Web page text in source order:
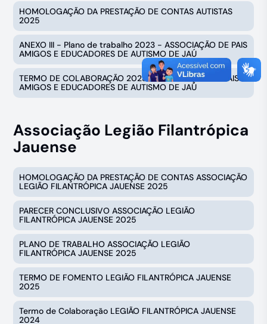
HOMOLOGAÇÃO DA PRESTAÇÃO DE CONTAS AUTISTAS
2025
ANEXO III - Plano de trabalho 2023 - ASSOCIAÇÃO DE PAIS
AMIGOS E EDUCADORES DE AUTISMO DE JAÚ
TERMO DE COLABORAÇÃO 2023 - ASSOCIAÇÃO DE PAIS
AMIGOS E EDUCADORES DE AUTISMO DE JAÚ
Associação Legião Filantrópica
Jauense
HOMOLOGAÇÃO DA PRESTAÇÃO DE CONTAS ASSOCIAÇÃO
LEGIÃO FILANTRÓPICA JAUENSE 2025
PARECER CONCLUSIVO ASSOCIAÇÃO LEGIÃO
FILANTRÓPICA JAUENSE 2025
PLANO DE TRABALHO ASSOCIAÇÃO LEGIÃO
FILANTRÓPICA JAUENSE 2025
TERMO DE FOMENTO LEGIÃO FILANTRÓPICA JAUENSE
2025
Termo de Colaboração LEGIÃO FILANTRÓPICA JAUENSE
2024